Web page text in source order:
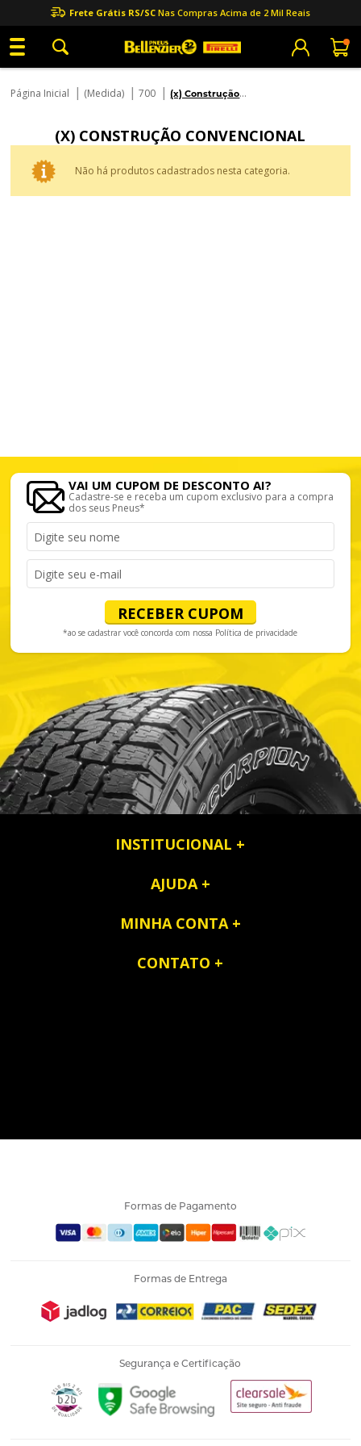
Frete Grátis RS/SC Nas Compras Acima de 2 Mil Reais
Página Inicial | (Medida) | 700 | (x) Construção
(X) CONSTRUÇÃO CONVENCIONAL
Não há produtos cadastrados nesta categoria.
VAI UM CUPOM DE DESCONTO AI?
Cadastre-se e receba um cupom exclusivo para a compra
dos seus Pneus*
RECEBER CUPOM
*ao se cadastrar você concorda com nossa Política de privacidade
INSTITUCIONAL
AJUDA
MINHA CONTA
CONTATO
Formas de Pagamento
Formas de Entrega
Segurança e Certificação